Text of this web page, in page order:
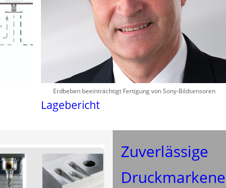
Erdbeben beeinträchtigt Fertigung von Sony-Bildsensoren
Lagebericht
Zuverlässige